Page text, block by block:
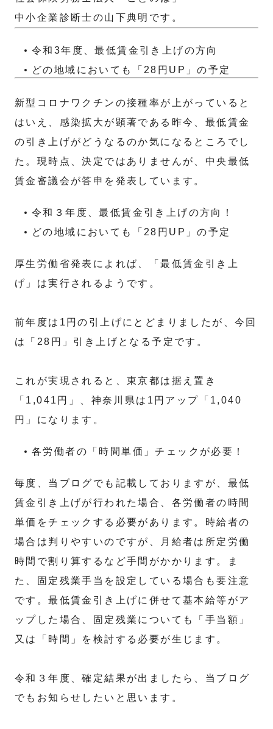
中小企業診断士の山下典明です。
令和3年度、最低賃金引き上げの方向
どの地域においても「28円UP」の予定
新型コロナワクチンの接種率が上がっていると
はいえ、感染拡大が顕著である昨今、最低賃金
の引き上げがどうなるのか気になるところでし
た。現時点、決定ではありませんが、中央最低
賃金審議会が答申 を発表しています。
令和３年度、最低賃金引き上げの方向！
どの地域においても「28円UP」の予定
厚生労働省発表によれば、「最低賃金引き上
げ」は実行されるようです。
前年度は1円の引上げにとどまりましたが、今回
は「28円」引き上げとなる予定です。
これが実現されると、東京都は据え置き
「1,041円」、神奈川県は1円アップ「1,040
円」になります。
各労働者の「時間単価」チェックが必要！
毎度、当ブログでも記載しておりますが、最低
賃金引き上げが行われた場合、各労働者の時間
単価をチェックする必要があります。時給者の
場合は判りやすいのですが、月給者は所定労働
時間で割り算するなど手間がかかります。ま
た、固定残業手当を設定している場合も要注意
です。最低賃金引き上げに併せて基本給等がア
ップした場合、固定残業についても「手当額」
又は「時間」を検討する必要が生じます。
令和３年度、確定結果が出ましたら、当ブログ
でもお知らせしたいと思います。